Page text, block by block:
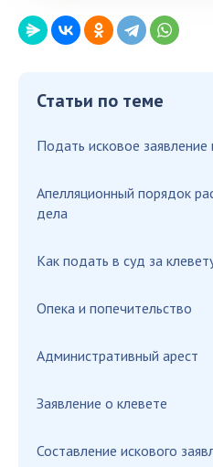
Статьи по теме
Подать исковое заявление
Апелляционный порядок
дела
Как подать в суд за
Опека и попечительство
Административный арест
Заявление о клевете
Составление искового